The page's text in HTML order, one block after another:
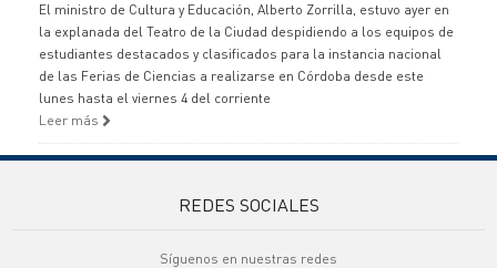
El ministro de Cultura y Educación, Alberto Zorrilla, estuvo ayer en
la explanada del Teatro de la Ciudad despidiendo a los equipos de
estudiantes destacados y clasificados para la instancia nacional
de las Ferias de Ciencias a realizarse en Córdoba desde este
lunes hasta el viernes 4 del corriente
Leer más
REDES SOCIALES
Síguenos en nuestras redes